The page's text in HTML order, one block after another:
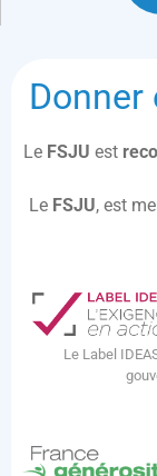
Le FSJU est
Le FSJU, est
Le Label